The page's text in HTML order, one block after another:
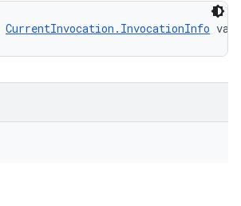
CurrentInvocation.InvocationInfo